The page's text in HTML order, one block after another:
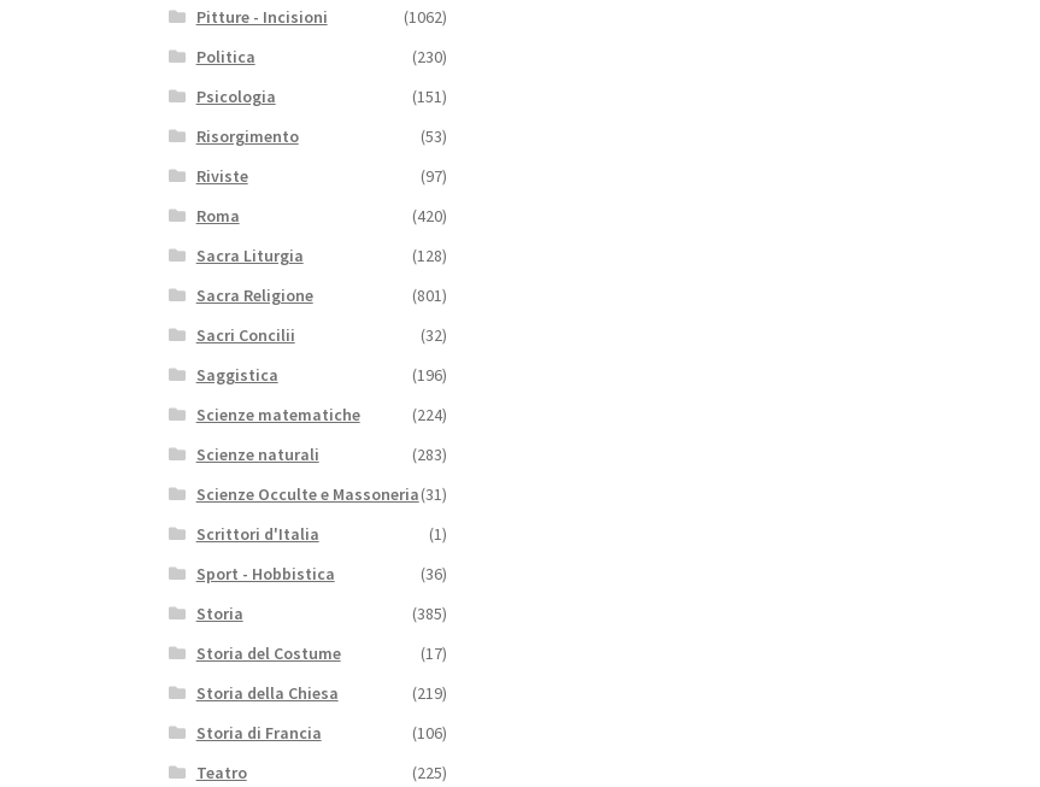
Pitture - Incisioni
(1062)
Politica
(230)
Psicologia
(151)
Risorgimento
(53)
Riviste
(97)
Roma
(420)
Sacra Liturgia
(128)
Sacra Religione
(801)
Sacri Concilii
(32)
Saggistica
(196)
Scienze matematiche
(224)
Scienze naturali
(283)
Scienze Occulte e Massoneria(31)
Scrittori d'Italia
(1)
Sport - Hobbistica
(36)
Storia
(385)
Storia del Costume
(17)
Storia della Chiesa
(219)
Storia di Francia
(106)
Teatro
(225)